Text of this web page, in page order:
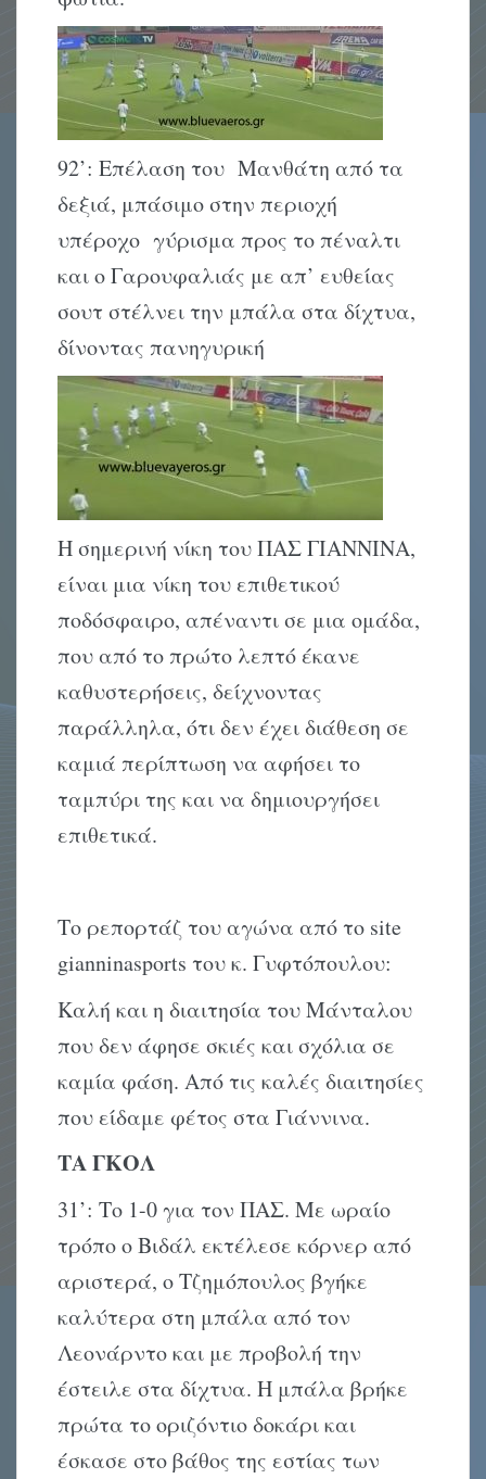
92’: Επέλαση του Μανθάτη από τα
δεξιά, μπάσιμο στην περιοχή
υπέροχο γύρισμα προς το πέναλτι
και ο Γαρουφαλιάς με απ’ ευθείας
σουτ στέλνει την μπάλα στα δίχτυα,
δίνοντας πανηγυρική
Η σημερινή νίκη του ΠΑΣ ΓΙΑΝΝΙΝΑ,
είναι μια νίκη του επιθετικού
ποδόσφαιρο, απέναντι σε μια ομάδα,
που από το πρώτο λεπτό έκανε
καθυστερήσεις, δείχνοντας
παράλληλα, ότι δεν έχει διάθεση σε
καμιά περίπτωση να αφήσει το
ταμπύρι της και να δημιουργήσει
επιθετικά.
Το ρεπορτάζ του αγώνα από το site
gianninasports του κ. Γυφτόπουλου:
Καλή και η διαιτησία του Μάνταλου
που δεν άφησε σκιές και σχόλια σε
καμία φάση. Από τις καλές διαιτησίες
που είδαμε φέτος στα Γιάννινα.
ΤΑ ΓΚΟΛ
31’: Το 1-0 για τον ΠΑΣ. Με ωραίο
τρόπο ο Βιδάλ εκτέλεσε κόρνερ από
αριστερά, ο Τζημόπουλος βγήκε
καλύτερα στη μπάλα από τον
Λεονάρντο και με προβολή την
έστειλε στα δίχτυα. Η μπάλα βρήκε
πρώτα το οριζόντιο δοκάρι και
έσκασε στο βάθος της εστίας των